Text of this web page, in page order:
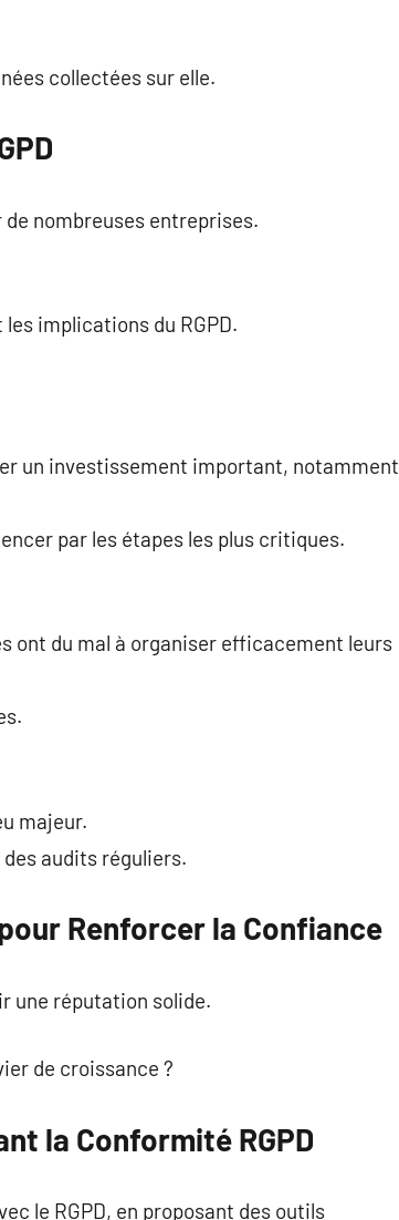
collectées sur elle.
nombreuses entreprises.
implications du RGPD.
un investissement important, notamment
par les étapes les plus critiques.
ont du mal à organiser efficacement leurs
majeur.
audits réguliers.
Renforcer la Confiance
une réputation solide.
de croissance ?
la Conformité RGPD
le RGPD, en proposant des outils